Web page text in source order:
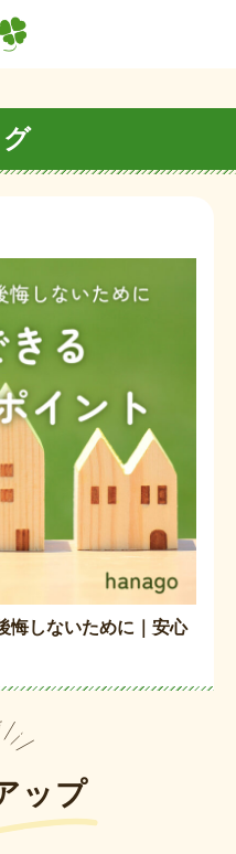
悔しないために｜安心
ップ